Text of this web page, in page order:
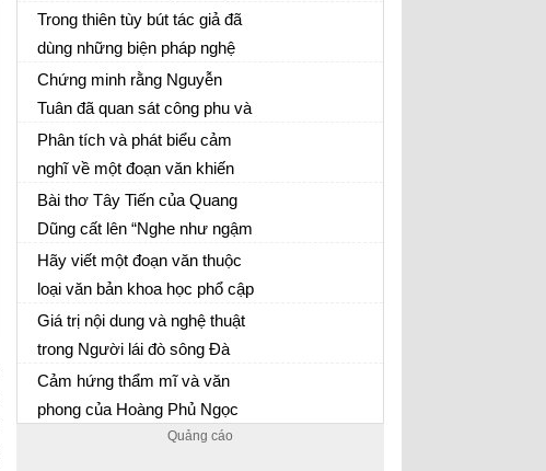
biểu hiện sông Đà như một
dòng chảy trữ tình
Bài 3 trang 192 SGK Ngữ văn 12 tập 1
Trong thiên tùy bút tác giả đã
dùng những biện pháp nghệ
thuật nào để khắc họa một
cách ấn tượng hình ảnh con
sông Đà hung bạo.
Bài 2 trang 192 SGK Ngữ văn 12 tập 1
Chứng minh rằng Nguyễn
Tuân đã quan sát công phu và
tìm hiểu kĩ càng khi viết về
sông Đà và người lái đò sông
Đà
Bài 1 trang 192 SGK Ngữ văn 12 tập 1
Phân tích và phát biểu cảm
nghĩ về một đoạn văn khiến
anh (chị) cảm thấy yêu thích,
say mê nhất trong thiên tùy
bút.
Bài 2 trang 193 sgk Ngữ văn 12 tập 1
Bài thơ Tây Tiến của Quang
Dũng cất lên “Nghe như ngậm
nhạc trong miệng” Phân tích
bài thơ Tây Tiến để làm rõ
ngòi bút nghệ thuật của Quang
Dũng.
Văn mẫu 12
Hãy viết một đoạn văn thuộc
loại văn bản khoa học phổ cập
sự cần thiết của việc bảo vệ
môi trường sống (nước,
không khí và đất)
Bài 4 trang 76 SGK Ngữ văn 12
Giá trị nội dung và nghệ thuật
trong Người lái đò sông Đà
Văn mẫu 12
Cảm hứng thẩm mĩ và văn
phong của Hoàng Phủ Ngọc
Tường qua đoạn trích bút kí Ai